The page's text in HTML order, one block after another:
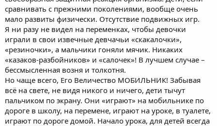
сравнивать с прежними поколениями, вообще очень
мало развиты физически. Отсутствие подвижных игр.
Я ни разу не видел на переменках, чтобы девочки
играли в свои извечные девчачьи «скакалочки»,
«резиночки», а мальчики гоняли мячик. Никаких
«казаков-разбойников» и «салочек»! В лучшем случае –
бессмысленная возня и толкотня.
Но чаще всего, Его Величество МОБИЛЬНИК! Забывая
всё на свете, не видя никого и ничего, дети тычут
пальчиком по экрану. Они «играют» на мобильнике по
дороге в школу, на перемене, играют на уроке, в туалете,
играют по дороге домой. Начало урока, для детей всегда